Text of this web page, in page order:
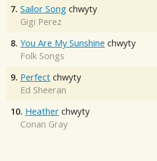
7. Sailor Song chwyty
Gigi Perez
8. You Are My Sunshine chwyty
Folk Songs
9. Perfect chwyty
Ed Sheeran
10. Heather chwyty
Conan Gray